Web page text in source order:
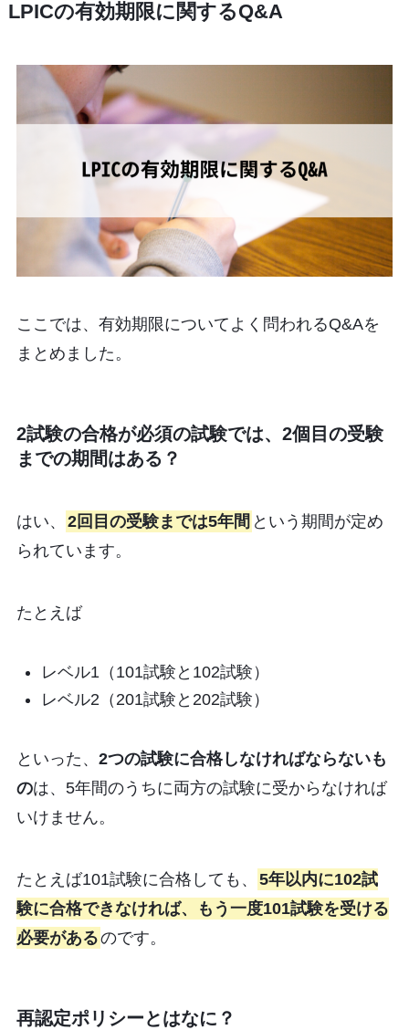
LPICの有効期限に関するQ&A
ここでは、有効期限についてよく問われるQ&Aを
まとめました。
2試験の合格が必須の試験では、2個目の受験
までの期間はある？
はい、 2回目の受験までは5年間 という期間が定め
られています。
たとえば
レベル1（101試験と102試験）
レベル2（201試験と202試験）
といった、 2つの試験に合格しなければならないも
のは、5年間のうちに両方の試験に受からなければ
いけません。
たとえば101試験に合格しても、
5年以内に102試
験に合格できなければ、もう一度101試験を受ける
必要があるのです。
再認定ポリシーとはなに？